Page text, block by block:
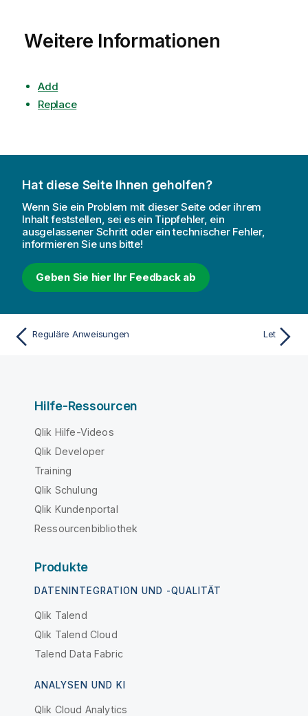
Weitere Informationen
Add
Replace
Hat diese Seite Ihnen geholfen?
Wenn Sie ein Problem mit dieser Seite oder ihrem
Inhalt feststellen, sei es ein Tippfehler, ein
ausgelassener Schritt oder ein technischer Fehler,
informieren Sie uns bitte!
Geben Sie hier Ihr Feedback ab
Reguläre Anweisungen Let
Hilfe-Ressourcen
Qlik Hilfe-Videos
Qlik Developer
Training
Qlik Schulung
Qlik Kundenportal
Ressourcenbibliothek
Produkte
DATENINTEGRATION UND -QUALITÄT
Qlik Talend
Qlik Talend Cloud
Talend Data Fabric
ANALYSEN UND KI
Qlik Cloud Analytics